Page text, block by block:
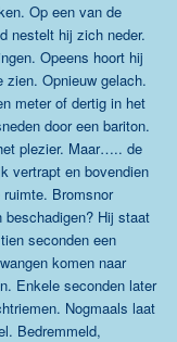
Op een van de
nestelt hij zich neder.
Opeens hoort hij
Opnieuw gelach.
meter of dertig in het
door een bariton.
plezier. Maar….. de
vertrapt en bovendien
Bromsnor
Hij staat
seconden een
komen naar
Enkele seconden later
Nogmaals laat
Bedremmeld,